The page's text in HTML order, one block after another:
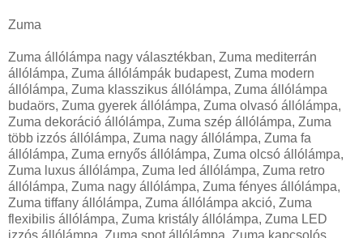
Zuma
Zuma állólámpa nagy választékban, Zuma mediterrán állólámpa, Zuma állólámpák budapest, Zuma modern állólámpa, Zuma klasszikus állólámpa, Zuma állólámpa budaörs, Zuma gyerek állólámpa, Zuma olvasó állólámpa, Zuma dekoráció állólámpa, Zuma szép állólámpa, Zuma több izzós állólámpa, Zuma nagy állólámpa, Zuma fa állólámpa, Zuma ernyős állólámpa, Zuma olcsó állólámpa, Zuma luxus állólámpa, Zuma led állólámpa, Zuma retro állólámpa, Zuma nagy állólámpa, Zuma fényes állólámpa, Zuma tiffany állólámpa, Zuma állólámpa akció, Zuma flexibilis állólámpa, Zuma kristály állólámpa, Zuma LED izzós állólámpa, Zuma spot állólámpa, Zuma kapcsolós állólámpa, Zuma divatos állólámpa, Zuma rusztikus állólámpa, Zuma mediterrán állólámpa, Zuma réz állólámpa, Zuma állólámpa, Zuma állólámpa, Zuma led állólámpa, Zuma vintage állólámpa, Zuma design állólámpa, Zuma rattan állólámpa, Zuma antik állólámpa, Zuma kovácsoltvas állólámpa, Zuma jófogás állólámpa, Zuma állólámpa olcsón, Zuma fekete állólámpa, Zuma asztali lámpa nagy választékban, Zuma asztali lámpa, Zuma szép asztali lámpa, Zuma modern asztali lámpa, Zuma klasszikus asztali lámpa, Zuma asztali lámpa budaörs, Zuma asztali lámpa gyerekeknek, Zuma olvasó asztali lámpa, Zuma dekoráció asztali lámpa, Zuma kicsi izzós asztali lámpa, Zuma nagy asztali lámpa, Zuma fa asztali lámpa, Zuma ernyős asztali lámpa, Zuma olcsó asztali lámpa, Zuma luxus asztali lámpa, Zuma ledes asztali lámpa, Zuma asztali led lámpa, Zuma nagy asztali lámpa, Zuma elemes asztali lámpa, Zuma gyerek asztali lámpa, Zuma irodai asztali lámpa, Zuma éjjeli asztali lámpa, Zuma íróasztali lámpa, Zuma bank lámpa, Zuma gyermek íróasztali lámpa, Zuma hangulatfény asztali lámpa, Zuma komód asztali lámpa, Zuma csíptetős asztali lámpa, Zuma kerek asztali lámpa, Zuma szögletes asztali lámpa, Zuma kristály asztali lámpa, Zuma led izzós asztali lámpa, Zuma spot asztali lámpa, Zuma kapcsolós asztali lámpa, Zuma divatos asztali lámpa, Zuma üveg asztali lámpa, Zuma kerámia asztali lámpa, Zuma rusztikus asztali lámpa, Zuma mediterrán asztali lámpa, Zuma fali lámpa nagy választékban, Zuma fali lámpa, Zuma antik fali lámpa, Zuma modern fali lámpa, Zuma klasszikus fali lámpa, Zuma fali lámpa budaörs, Zuma gyerek fali lámpa, Zuma olvasó fali lámpa, Zuma dekoráció fali lámpa, Zuma szép fali lámpa, Zuma több izzós fali lámpa, Zuma nagy fali lámpa, Zuma kicsi fali lámpa, Zuma olcsó fali lámpa, Zuma luxus fali lámpa, Zuma led fali lámpa, Zuma fali led lámpa, Zuma fürdőszobai fali lámpa, Zuma fényes fali lámpa, Zuma fali éjjeli lámpa, Zuma retró fali lámpa, Zuma flexibilis fali lámpa, Zuma éjjeli fali lámpa, Zuma gyermek olvasó fali lámpa, Zuma hangulatfény fali lámpa, Zuma csíptetős fali lámpa, Zuma kicsi fali lámpa, Zuma kerek fali lámpa, Zuma szögletes fali lámpa, Zuma kristály fali lámpa, Zuma led izzós fali lámpa, Zuma spot fali lámpa, Zuma kapcsolós fali lámpa, Zuma divatos fali lámpa, Zuma üveg fali lámpa, Zuma kerámia fali lámpa, Zuma rusztikus fali lámpa, Zuma mediterrán fali lámpa, Zuma képmegvilágító fali lámpa, Zuma képmegvilágító fali lámpa led izzóval, Zuma beltéri fali lámpa, Zuma konyhai fali lámpa, Zuma rusztikus fali lámpa, Zuma kristály fali lámpa, Zuma állítható fali lámpa, Zuma design fali lámpa, Zuma húzókapcsolós fali lámpa, Zuma csillár nagy választékban, Zuma csillár , Zuma retró csillár, Zuma modern csillár, Zuma klasszikus csillár, Zuma csillár budaörs, Zuma csillár gyerekeknek, Zuma dekoráció csillár, Zuma szép csillár, Zuma több izzós csillár, Zuma nagy csillár, Zuma fa csillár, Zuma ernyős csillár, Zuma olcsó csillár, Zuma luxus csillár, Zuma led csillár, Zuma online csillár, Zuma fényes csillár, Zuma konyhai csillár, Zuma obi csillár, Zuma flexibilis csillár lámpák, Zuma gyermek csillár lámpák, Zuma hangulatfény csillár lámpák, Zuma kicsi csillár lámpák, Zuma kerek csillár, Zuma szögletes csillár, Zuma kristály csillár, Zuma led izzós csillár, Zuma kovácsoltvas csillár, Zuma divatos csillár, Zuma üveg csillár, Zuma kerámia csillár, Zuma rusztikus csillár, Zuma mediterrán csillár, Zuma kovácsoltvas csillár, Zuma antik csillár, Zuma szarvasi csillár, Zuma bronz csillár, Zuma réz csillár, Zuma gyerekszoba csillár, Zuma függeszték lámpa nagy választékban, Zuma mediterrán függeszték, Zuma nagy függeszték, Zuma modern függeszték, Zuma klasszikus függeszték, Zuma függeszték budaörs, Zuma függeszték gyerekeknek, Zuma dekoráció függeszték lámpa, Zuma szép függeszték lámpa, Zuma több izzós függeszték lámpa, Zuma nagy függeszték lámpa, Zuma hosszú függeszték lámpa, Zuma ernyős függeszték, Zuma olcsó függeszték, Zuma luxus függeszték, Zuma fényes függeszték, Zuma raktárról függeszték, Zuma gyermek függeszték, Zuma hangulatfény függeszték, Zuma kicsi függeszték, Zuma kerek függeszték, Zuma kristály függeszték, Zuma led izzós függeszték, Zuma konyhai függeszték, Zuma divatos függeszték, Zuma üveg függeszték, Zuma lámpa függeszték, Zuma rusztikus lámpa függeszték, Zuma mediterrán lámpa függeszték, Zuma beépíthető lámpa nagy választékban, Zuma beépíthető spot lámpa, Zuma modern beépíthető lámpa, Zuma klasszikus beépíthető lámpa, Zuma beépíthető lámpa budaörs, Zuma beépíthető lámpa, Zuma dekoráció beépíthető lámpa, Zuma szép beépíthető lámpa, Zuma nagy beépíthető lámpa, Zuma olcsó beépíthető lámpa, Zuma luxus beépíthető lámpa, Zuma kristály beépíthető lámpa, Zuma króm beépíthető lámpa, Zuma nagy beépíthető lámpa, Zuma led beépíthető lámpa, Zuma beépíthető led lámpa, Zuma beépíthető kristály lámpa, Zuma beépíthető spot lámpa szett, Zuma beépíthető mennyezeti lámpa, Zuma beépíthető gipsz lámpa, Zuma beépíthető rusztikus lámpa, Zuma beépíthető mediterrán lámpa, Zuma beépíthető kicsi lámpa, Zuma beépíthető kerek lámpa, Zuma beépíthető szögletes lámpa, Zuma beépíthető vízvédett lámpa, Zuma beépíthető fürdőszobai lámpa, Zuma fürdőszobai lámpa nagy választékban, Zuma fürdőszobai lámpa, Zuma fürdőszobai fali lámpa, Zuma fürdőszobai modern lámpa, Zuma fürdőszobai klasszikus lámpa, Zuma fürdőszobai lámpa budaörs, Zuma fürdőszobai mennyezeti lámpa, Zuma fürdőszobai led lámpa, Zuma szép fürdőszobai lámpa, Zuma több izzós fürdőszobai lámpa, Zuma nagy fürdőszobai lámpa, Zuma olcsó fürdőszobai lámpa, Zuma luxus fürdőszobai lámpa, Zuma fürdőszobai lámpa tükör fölé, Zuma fürdőszobai tükör lámpa, Zuma nagy fürdőszobai tükör lámpa, Zuma fényes fürdőszobai mennyezeti lámpa, Zuma fürdőszobai led tükör lámpa, Zuma fürdőszobai bútor lámpa, Zuma IP44 fürdőszobai lámpa, Zuma LED izzós fürdőszobai lámpa, Zuma spot fürdőszobai lámpa, Zuma divatos fürdőszobai lámpa, Zuma beépíthető fürdőszobai spot lámpa, Zuma mediterrán fürdőszobai lámpa, Zuma kicsi fürdőszobai lámpa, Zuma kerek fürdőszobai lámpa, Zuma szögletes fürdőszobai lámpa, Zuma IP56 fürdőszobai lámpa, Zuma gyerek lámpa nagy választékban, Zuma gyerek lámpa, Zuma gyerek mennyezeti lámpa, Zuma modern gyerek lámpa, Zuma gyerek fali lámpa, Zuma gyerek lámpa budaörs, Zuma gyerek éjjeli lámpa, Zuma gyerek lámpa olcsón, Zuma szép gyerek lámpa, Zuma több izzós gyerek lámpa, Zuma nagy gyerek lámpa, Zuma olcsó gyerek lámpa, Zuma gyerek mennyezeti lámpa, Zuma gyerek asztali lámpa, Zuma online gyerek lámpa, Zuma nagy gyerek lámpa, Zuma fényes gyerek lámpa, Zuma gyerek íróasztali lámpa, Zuma színes gyerek lámpa, Zuma kristály lámpa nagy választékban, Zuma kristály lámpa, Zuma szép kristály lámpa, Zuma modern kristály lámpa, Zuma klasszikus kristály lámpa, Zuma kristály lámpa budaörs, Zuma kristály lámpa, Zuma dekoráció kristály lámpa, Zuma szép kristály lámpa, Zuma több izzós kristály lámpa, Zuma nagy kristály lámpa, Zuma olcsó kristály lámpa, Zuma luxus kristály lámpa, Zuma retró kristály lámpa, Zuma online kristály lámpa, Zuma nagy kristály lámpa, Zuma fényes kristály lámpa, Zuma kristály csillár, Zuma kristály spot lámpa, Zuma kristály mennyezeti lámpa, Zuma LED izzós kristály lámpa, Zuma divatos kristály lámpa, Zuma rusztikus kristály lámpa, Zuma mediterrán kristály lámpa, Zuma kicsi kristály lámpa, Zuma kerek kristály lámpa, Zuma szögletes kristály lámpa, Zuma kristály csillár lámpa, Zuma kristály függeszték lámpa, Zuma kristály beépíthető lámpa, Zuma led lámpa nagy választékban, Zuma led lámpa, Zuma led lámpa raktárról, Zuma modern led lámpa, Zuma mennyezeti led lámpa, Zuma led lámpa budaörs, Zuma led spot lámpa, Zuma dekoráció led lámpa, Zuma szép led lámpa, Zuma asztali led lámpa, Zuma nagy led lámpa, Zuma olcsó led lámpa, Zuma luxus led lámpa, Zuma álló led lámpa, Zuma loft led lámpa, Zuma nagy led lámpa, Zuma fényes led lámpák, Zuma raktárról led lámpák, Zuma import led lámpák, Zuma led lámpák, Zuma LED izzós lámpák, Zuma divatos led lámpa, Zuma mennyezeti led lámpa, Zuma antik led lámpa, Zuma kicsi led lámpa, Zuma kerek led lámpa, Zuma szögletes led lámpa, Zuma kristály led lámpa, Zuma led fali lámpa, Zuma led beépíthető lámpa, Zuma led állólámpa, Zuma led asztali lámpa, Zuma led fali lámpa, Zuma led fali gyerek lámpa, Zuma led izzós csillár lámpa, Zuma led izzós függeszték, Zuma csiptetős led lámpa, Zuma led íróasztali lámpa, Zuma led modern függesztékek, Zuma led izzóval szerelt lámpa, Zuma mennyezeti lámpa nagy választékban, Zuma mennyezeti lámpa, Zuma led mennyezeti lámpa, Zuma modern mennyezeti lámpa, Zuma klasszikus mennyezeti lámpa, Zuma mennyezeti lámpa budaörs, Zuma mennyezeti gyerek lámpa, Zuma dekoráció mennyezeti lámpa, Zuma szép mennyezeti lámpa, Zuma több izzós mennyezeti lámpa, Zuma nagy mennyezeti lámpa, Zuma ufó mennyezeti lámpa, Zuma ernyős mennyezeti lámpa, Zuma olcsó mennyezeti lámpa, Zuma luxus mennyezeti lámpa, Zuma ledes mennyezeti lámpa, Zuma online mennyezeti lámpa, Zuma fényes mennyezeti lámpa, Zuma konyhai m